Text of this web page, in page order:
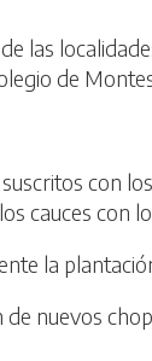
las
de
con
cauces con
la
nuevos